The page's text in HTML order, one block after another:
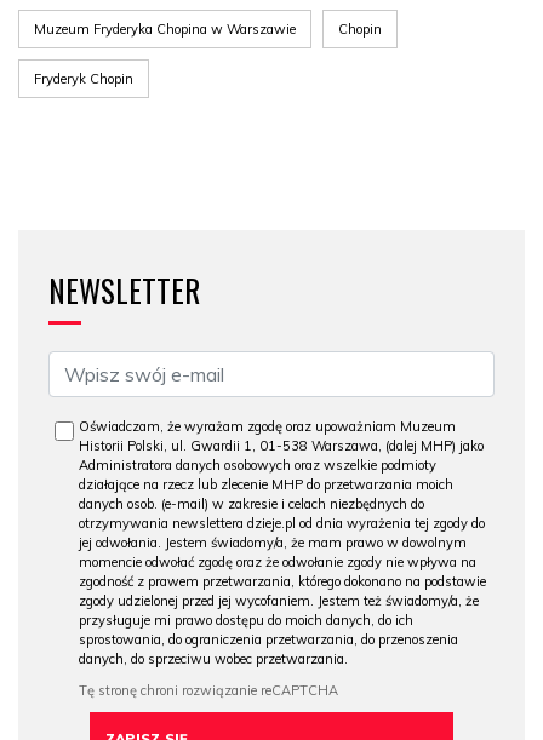
Muzeum Fryderyka Chopina w Warszawie Chopin
Fryderyk Chopin
NEWSLETTER
Oświadczam, że wyrażam zgodę oraz upoważniam Muzeum
Historii Polski, ul. Gwardii 1, 01-538 Warszawa, (dalej MHP) jako
Administratora danych osobowych oraz wszelkie podmioty
działające na rzecz lub zlecenie MHP do przetwarzania moich
danych osob. (e-mail) w zakresie i celach niezbędnych do
otrzymywania newslettera dzieje.pl od dnia wyrażenia tej zgody do
jej odwołania. Jestem świadomy/a, że mam prawo w dowolnym
momencie odwołać zgodę oraz że odwołanie zgody nie wpływa na
zgodność z prawem przetwarzania, którego dokonano na podstawie
zgody udzielonej przed jej wycofaniem. Jestem też świadomy/a, że
przysługuje mi prawo dostępu do moich danych, do ich
sprostowania, do ograniczenia przetwarzania, do przenoszenia
danych, do sprzeciwu wobec przetwarzania.